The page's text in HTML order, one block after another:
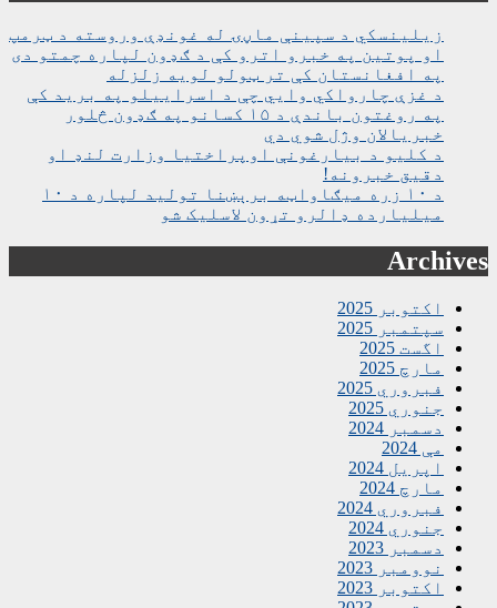
زیلینسکي د سپینې ماڼۍ له غونډې وروسته د ټرمپ
او پوتین په خبرو اترو کې د ګډون لپاره چمتو دی
په افغانستان کې تر ټولو لویه زلزله
د غزې چارواکي وايي چې د اسراییلو په برید کې
په روغتون باندې د ۱۵ کسانو په ګډون څلور
خبریالان وژل شوي دي
د کلیو د بیارغونې اوپراختیا وزارت لنډ او
دقیق خبرونه!
د ۱۰ زره میګاواټه برېښنا تولید لپاره د ۱۰
میلیارده ډالرو تړون لاسلیک شو
Archives
اکتوبر 2025
سپتمبر 2025
اگست 2025
مارچ 2025
فبروري 2025
جنوري 2025
دسمبر 2024
مې 2024
اپریل 2024
مارچ 2024
فبروري 2024
جنوري 2024
دسمبر 2023
نوومبر 2023
اکتوبر 2023